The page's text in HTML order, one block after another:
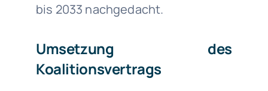
bis 2033 nachgedacht.
Umsetzung des
Koalitionsvertrags